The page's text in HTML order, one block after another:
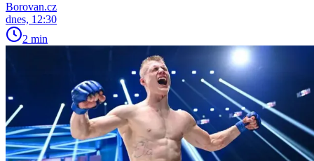
Borovan.cz
dnes, 12:30
2 min